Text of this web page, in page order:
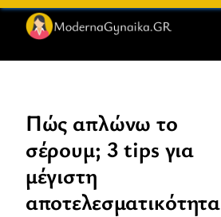
Skip
content
Πώς απλώνω το
σέρουμ; 3 tips για
μέγιστη
αποτελεσματικότητα